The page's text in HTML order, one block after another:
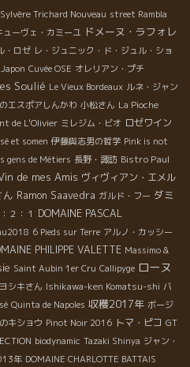
Sylvère Trichard Nouveau street Rambla
ューヴェ・カミーユ ドメーヌ・ラフォレ
・ロゼ レ・ジュニック・ド・ジュル・ショ
Cuvée OSE オレリアン・プチ
Soulié Le Vieux Bordeaux ルネ・ジャン
エスポアしんかわ 小松さん La Pioche
de L'Olivier ミレジム・ビオ ロゼワイン
et somen 伊藤與志男の哲学 Pink is not
gens de Métiers 長野・諏訪 Bistro Paul
de mes Amis ヴィヴィアン・エメル
ん Ramon Saavedra ガルド・フー ダミ
２：１ DOMAINE PASCAL
6 Pieds sur Terre アルノ・カッシー
PHILIPPE VALETTE Massimo &
Saint Aubin 1er Cru Callipyge ローヌ
ヨシキさん Ishikawa-ken Komatsu-shi バ
Quinta de Napoles 収穫2017年 ボージ
キショウ Pinot Noir 2016 トマ・ピコ GT
biodynamic Tazaki Shinya ジャン・
年 DOMAINE CHARLOTTE BATTAIS